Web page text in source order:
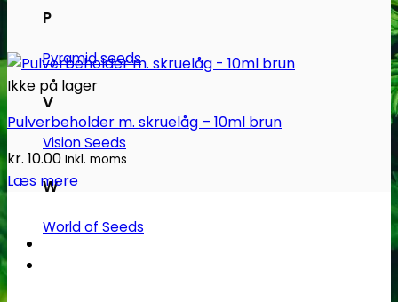
P
Pyramid seeds
V
Vision Seeds
W
World of Seeds
Ikke på lager
Pulverbeholder m. skruelåg – 10ml brun
kr. 10.00 Inkl. moms
Læs mere